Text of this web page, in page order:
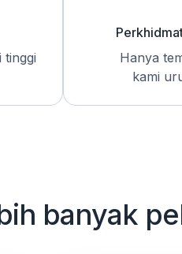
tinggi
Hanya
kami
banyak